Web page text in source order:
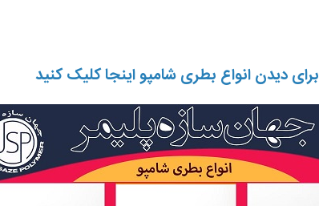
برای دیدن انواع بطری شامپو اینجا کلیک کنید